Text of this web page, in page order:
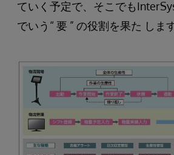
ていく予定で、そこでも
でいう“ 要 ” の役割を果た します